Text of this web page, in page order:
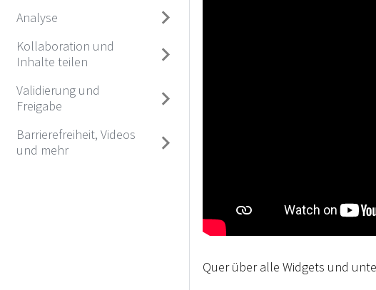
Analyse
Kollaboration und
Inhalte teilen
Validierung und
Freigabe
Barrierefreiheit, Videos
und mehr
Quer über alle Widgets und